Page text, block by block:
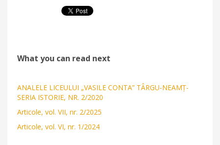
What you can read next
ANALELE LICEULUI „VASILE CONTA” TÂRGU-NEAMȚ-
SERIA ISTORIE, NR. 2/2020
Articole, vol. VII, nr. 2/2025
Articole, vol. VI, nr. 1/2024